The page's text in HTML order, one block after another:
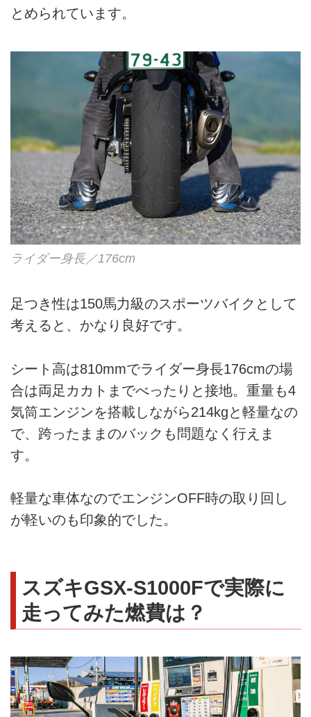
とめられています。
ライダー身長／176cm
足つき性は150馬力級のスポーツバイクとして
考えると、かなり良好です。
シート高は810mmでライダー身長176cmの場
合は両足カカトまでべったりと接地。重量も4
気筒エンジンを搭載しながら214kgと軽量なの
で、跨ったままのバックも問題なく行えま
す。
軽量な車体なのでエンジンOFF時の取り回し
が軽いのも印象的でした。
スズキGSX-S1000Fで実際に
走ってみた燃費は？